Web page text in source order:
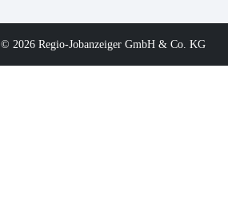
© 2026 Regio-Jobanzeiger GmbH & Co. KG